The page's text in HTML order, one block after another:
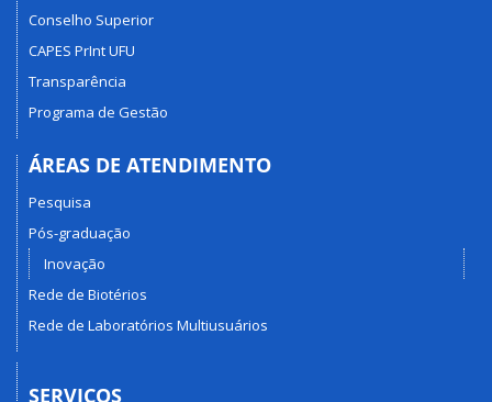
Conselho Superior
CAPES PrInt UFU
Transparência
Programa de Gestão
ÁREAS DE ATENDIMENTO
Pesquisa
Pós-graduação
Inovação
Rede de Biotérios
Rede de Laboratórios Multiusuários
SERVIÇOS